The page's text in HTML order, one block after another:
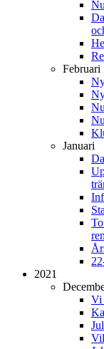
Februari
Januari
2021
Vi